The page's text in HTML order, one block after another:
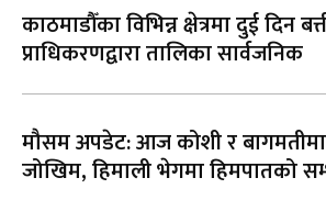
काठमाडौँका विभिन्न क्षेत्रमा दुई दिन
प्राधिकरणद्वारा तालिका सार्वजनिक
मौसम अपडेट: आज कोशी र बागमतीमा
जोखिम, हिमाली भेगमा हिमपातको